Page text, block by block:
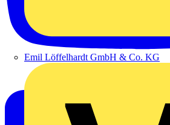
Emil Löffelhardt GmbH & Co. KG